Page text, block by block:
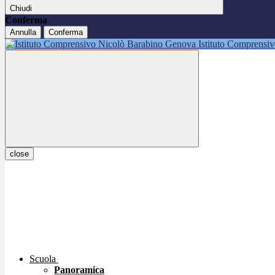
Chiudi
Conferma
Annulla Conferma
Istituto
close
Scuola
Panoramica